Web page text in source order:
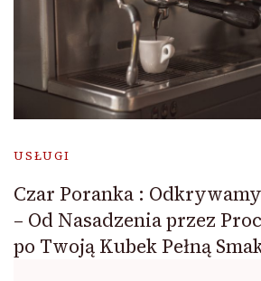
USŁUGI
Czar Poranka :
– Od Nasadzenia przez
po Twoją Kubek Pełną